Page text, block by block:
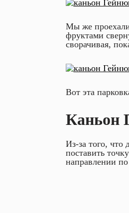
Мы же проехали
фруктами
сворачивая,
Вот эта
Каньон
Из-за того, что
поставить
направлении по